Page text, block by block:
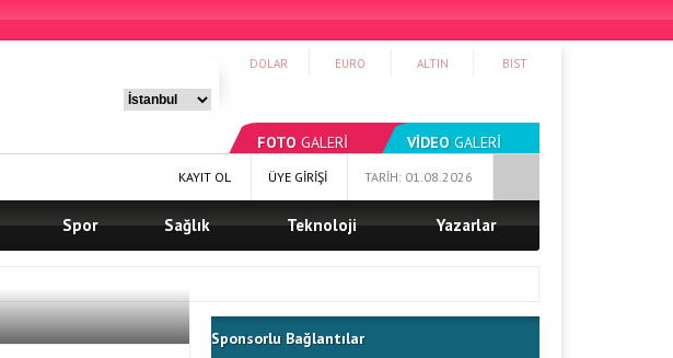
FOTO GALERİ VİDEO GALERİ
DOLAR EURO ALTIN BIST
TARİH: 01.08.2026
ÜYE GİRİŞİ
KAYIT OL
Spor Sağlık Teknoloji Yazarlar
Sponsorlu Bağlantılar